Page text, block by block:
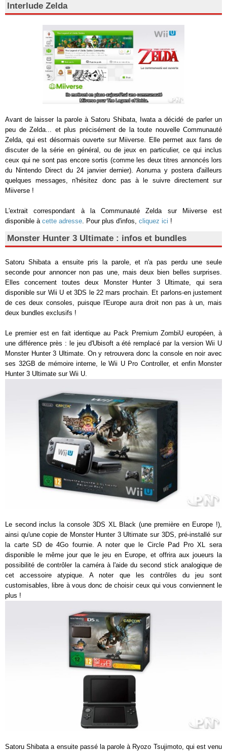
Interlude Zelda
Avant de laisser la parole à Satoru Shibata, Iwata a décidé de parler un
peu de Zelda... et plus précisément de la toute nouvelle Communauté
Zelda, qui est désormais ouverte sur Miiverse. Elle permet aux fans de
discuter de la série en général, ou de jeux en particulier, ce qui inclus
ceux qui ne sont pas encore sortis (comme les deux titres annoncés lors
du Nintendo Direct du 24 janvier dernier). Aonuma y postera d'ailleurs
quelques messages, n'hésitez donc pas à le suivre directement sur
Miiverse !
L'extrait correspondant à la Communauté Zelda sur Miiverse est
disponible à cette adresse. Pour plus d'infos, cliquez ici !
Monster Hunter 3 Ultimate : infos et bundles
Satoru Shibata a ensuite pris la parole, et n'a pas perdu une seule
seconde pour annoncer non pas une, mais deux bien belles surprises.
Elles concernent toutes deux Monster Hunter 3 Ultimate, qui sera
disponible sur Wii U et 3DS le 22 mars prochain. Et parlons-en justement
de ces deux consoles, puisque l'Europe aura droit non pas à un, mais
deux bundles exclusifs !
Le premier est en fait identique au Pack Premium ZombiU européen, à
une différence près : le jeu d'Ubisoft a été remplacé par la version Wii U
Monster Hunter 3 Ultimate. On y retrouvera donc la console en noir avec
ses 32GB de mémoire interne, le Wii U Pro Controller, et enfin Monster
Hunter 3 Ultimate sur Wii U.
Le second inclus la console 3DS XL Black (une première en Europe !),
ainsi qu'une copie de Monster Hunter 3 Ultimate sur 3DS, pré-installé sur
la carte SD de 4Go fournie. A noter que le Circle Pad Pro XL sera
disponible le même jour que le jeu en Europe, et offrira aux joueurs la
possibilité de contrôler la caméra à l'aide du second stick analogique de
cet accessoire atypique. A noter que les contrôles du jeu sont
customisables, libre à vous donc de choisir ceux qui vous conviennent le
plus !
Satoru Shibata a ensuite passé la parole à Ryozo Tsujimoto, qui est venu